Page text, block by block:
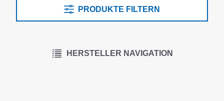
PRODUKTE FILTERN
HERSTELLER NAVIGATION